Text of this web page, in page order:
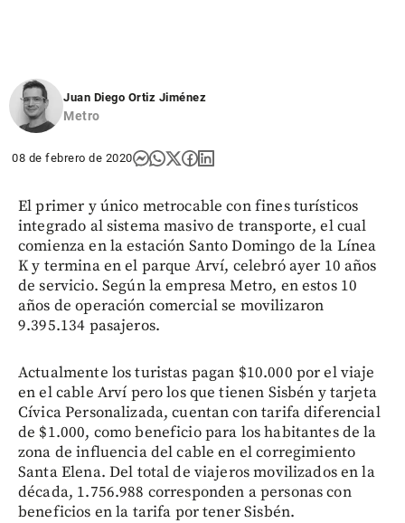
Juan Diego Ortiz Jiménez
Metro
08 de febrero de 2020
El primer y único metrocable con fines turísticos
integrado al sistema masivo de transporte, el cual
comienza en la estación Santo Domingo de la Línea
K y termina en el parque Arví, celebró ayer 10 años
de servicio. Según la empresa Metro, en estos 10
años de operación comercial se movilizaron
9.395.134 pasajeros.
Actualmente los turistas pagan $10.000 por el viaje
en el cable Arví pero los que tienen Sisbén y tarjeta
Cívica Personalizada, cuentan con tarifa diferencial
de $1.000, como beneficio para los habitantes de la
zona de influencia del cable en el corregimiento
Santa Elena. Del total de viajeros movilizados en la
década, 1.756.988 corresponden a personas con
beneficios en la tarifa por tener Sisbén.